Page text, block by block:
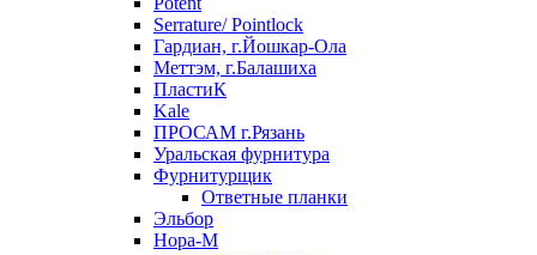
Serrature/ Pointlock
Гардиан, г.Йошкар-Ола
Меттэм, г.Балашиха
ПластиК
Kale
ПРОСАМ г.Рязань
Уральская фурнитура
Фурнитурщик
Ответные планки
Эльбор
Нора-М